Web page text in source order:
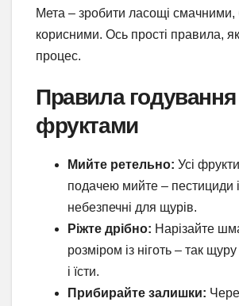
Мета – зробити ласощі смачними,
корисними. Ось прості правила,
процес.
Правила годування
фруктами
Мийте ретельно: Усі
подачею мийте – пестициди
небезпечні для щурів.
Ріжте дрібно: Нарізайте
розміром із ніготь – так
і їсти.
Прибирайте залишки: